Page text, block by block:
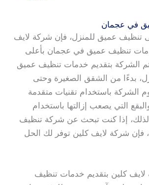
في عجمان
تنظيف عميق للمنزل، فإن شركة لايف
تنظيف عميق في عجمان بأعلى
الشركة بتقديم خدمات تنظيف عميق
بدءًا من الشقق الصغيرة وحتى
الشركة باستخدام تقنيات متقدمة
التي يصعب إزالتها باستخدام
لذلك، إذا كنت تبحث عن شركة تنظيف
شركة لايف كلين توفر لك الحل
لايف كلين بتقديم خدمات تنظيف